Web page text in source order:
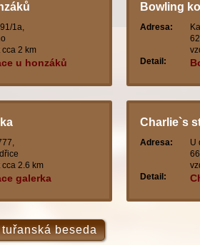
1a,
2 km
u honzáků
Bowling
Adresa:
Detail:
2.6 km
galerka
Charlie`s
Adresa:
U
Detail:
beseda